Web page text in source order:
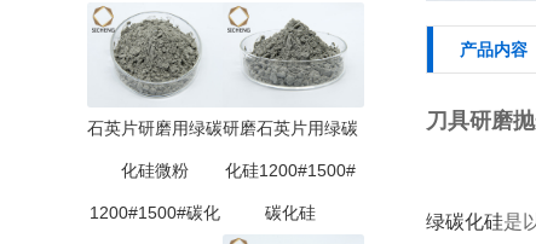
石英片研磨用绿碳
化硅微粉
1200#1500#碳化
研磨石英片用绿碳
化硅1200#1500#
碳化硅
产品内容
刀具研磨
绿碳化硅是